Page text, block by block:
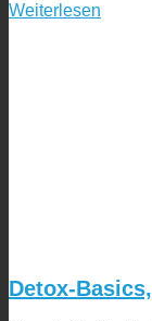
Weiterlesen
Detox-